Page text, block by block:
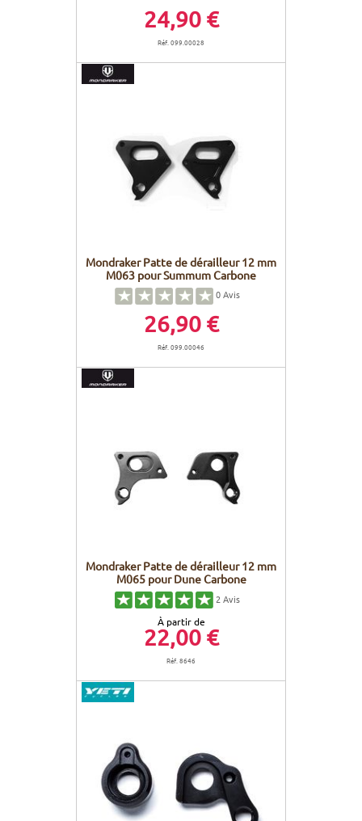
24,90 €
Réf. 099.00028
Mondraker Patte de dérailleur 12 mm
M063 pour Summum Carbone
0Avis
26,90 €
Réf. 099.00046
Mondraker Patte de dérailleur 12 mm
M065 pour Dune Carbone
2 Avis
À partir de
22,00 €
Réf. 8646